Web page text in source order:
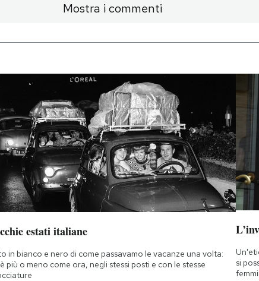
Mostra i commenti
estati italiane
in bianco e nero di come passavamo le vacanze una volta:
più o meno come ora, negli stessi posti e con le stesse
si